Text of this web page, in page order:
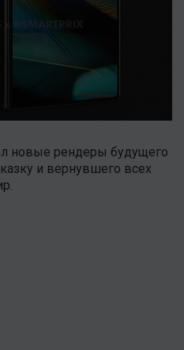
новые рендеры будущего
и вернувшего всех